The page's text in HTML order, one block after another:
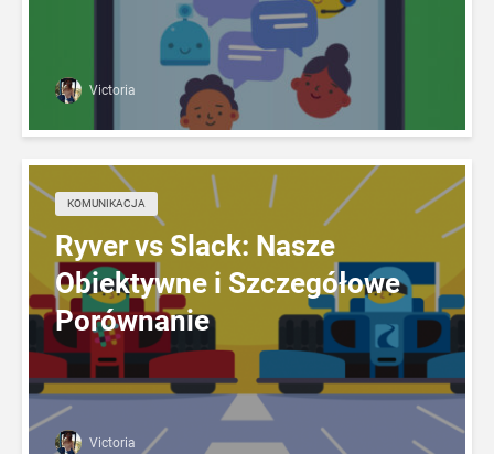
Victoria
KOMUNIKACJA
Ryver vs Slack: Nasze
Obiektywne i Szczegółowe
Porównanie
Victoria